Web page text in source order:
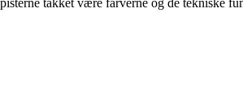
pisterne takket være farverne og de tekniske